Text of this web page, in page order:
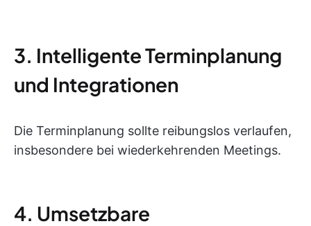
3. Intelligente Terminplanung
und Integrationen
Die Terminplanung sollte reibungslos verlaufen,
insbesondere bei wiederkehrenden Meetings.
4. Umsetzbare